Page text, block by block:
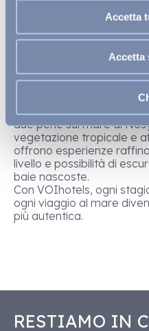
Accetta
Accetta
VOI
una delle spiagge più
Vista, in un contesto
incontra l’oceano. Il
materiali naturali con il
nei minimi dettagli.
Per chi sceglie il fascino
Amarina ResorteVOI
due perle sul mare di
vegetazione tropicale e
offrono esperienze
livello e possibilità di
baie nascoste.
Con VOIhotels, ogni
ogni viaggio al mare
più autentica.
RESTIAMO IN